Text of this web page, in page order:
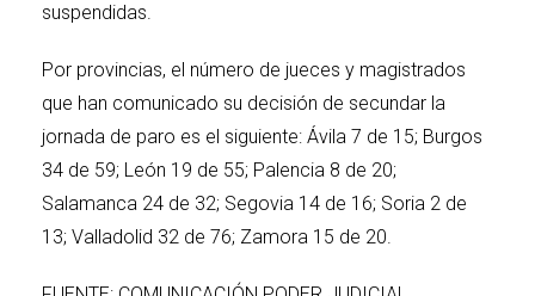
suspendidas.
Por provincias, el número de jueces y magistrados
que han comunicado su decisión de secundar la
jornada de paro es el siguiente: Ávila 7 de 15; Burgos
34 de 59; León 19 de 55; Palencia 8 de 20;
Salamanca 24 de 32; Segovia 14 de 16; Soria 2 de
13; Valladolid 32 de 76; Zamora 15 de 20.